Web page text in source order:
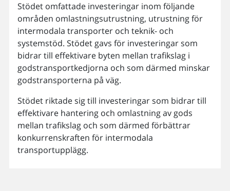
Stödet omfattade investeringar inom följande
områden omlastningsutrustning, utrustning för
intermodala transporter och teknik- och
systemstöd. Stödet gavs för investeringar som
bidrar till effektivare byten mellan trafikslag i
godstransportkedjorna och som därmed minskar
godstransporterna på väg.
Stödet riktade sig till investeringar som bidrar till
effektivare hantering och omlastning av gods
mellan trafikslag och som därmed förbättrar
konkurrenskraften för intermodala
transportupplägg.